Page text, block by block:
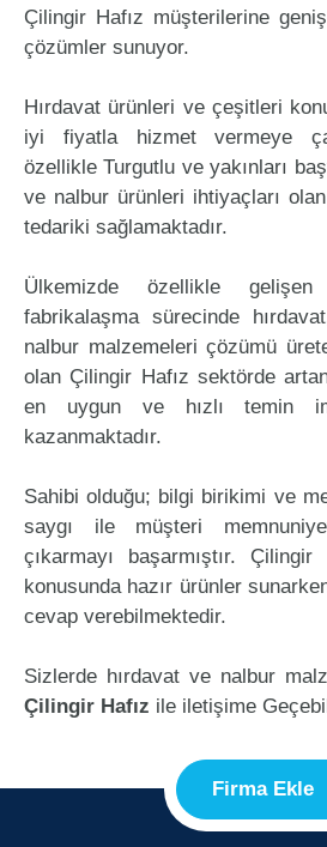
Çilingir Hafız müşterilerine
çözümler sunuyor.
Hırdavat ürünleri ve çeşitleri
iyi fiyatla hizmet vermeye
özellikle Turgutlu ve yakınları
ve nalbur ürünleri ihtiyaçları
tedariki sağlamaktadır.
Ülkemizde özellikle
fabrikalaşma sürecinde
nalbur malzemeleri çözümü
olan Çilingir Hafız sektörde
en uygun ve hızlı temin
kazanmaktadır.
Sahibi olduğu; bilgi birikimi ve
saygı ile müşteri
çıkarmayı başarmıştır.
konusunda hazır ürünler
cevap verebilmektedir.
Sizlerde hırdavat ve nalbur
Çilingir Hafız ile iletişime
Firma Ekle